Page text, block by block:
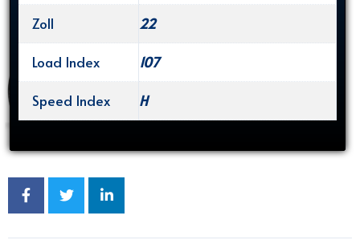
Zoll
22
Load Index
107
Speed Index
H